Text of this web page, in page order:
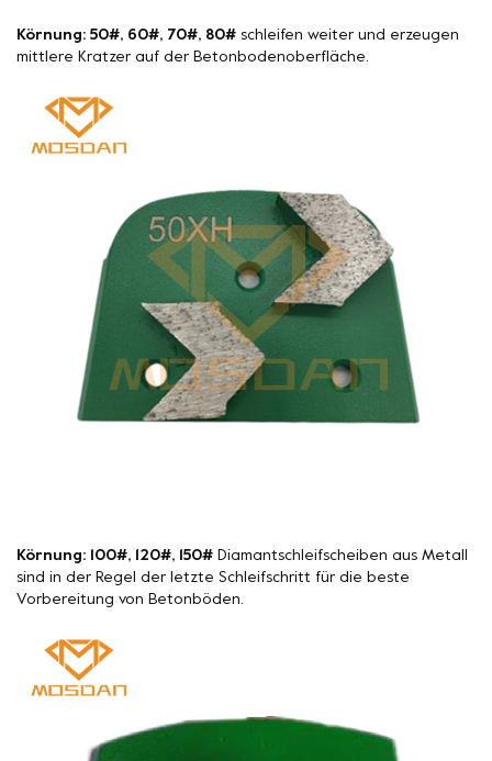
Körnung: 50#, 60#, 70#, 80# schleifen weiter und erzeugen
mittlere Kratzer auf der Betonbodenoberfläche.
Körnung: 100#, 120#, 150#
Diamantschleifscheiben aus Metall
sind in der Regel der letzte Schleifschritt für die beste
Vorbereitung von Betonböden.